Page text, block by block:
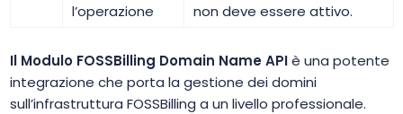
l’operazione
non deve essere attivo.
Il Modulo FOSSBilling Domain Name APIè una potente
integrazione che porta la gestione dei domini
sull’infrastruttura FOSSBilling a un livello professionale.